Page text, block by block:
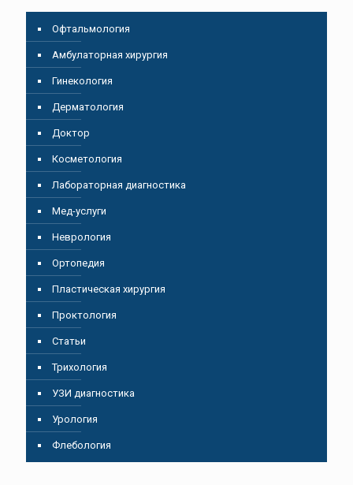
Oфтальмология
Амбулаторная хирургия
Гинекология
Дерматология
Доктор
Косметология
Лабораторная диагностика
Мед-услуги
Неврология
Ортопедия
Пластическая хирургия
Проктология
Статьи
Трихология
УЗИ диагностика
Урология
Флебология